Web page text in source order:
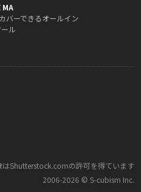
MA
バーできるオールイン
ル
はShutterstock.comの許可を得ています
2006‑2026 © S‑cubism Inc.